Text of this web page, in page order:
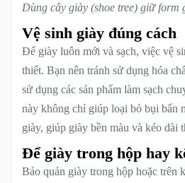
Dùng cây giày (shoe tree) giữ form
Vệ sinh giày đúng cách
Để giày luôn mới và sạch, việc vệ
thiết. Bạn nên tránh sử dụng hóa
sử dụng các sản phẩm làm sạch
này không chỉ giúp loại bỏ bụi bẩn
giày, giúp giày bền màu và kéo dài
Để giày trong hộp hay
Bảo quản giày trong hộp hoặc trên